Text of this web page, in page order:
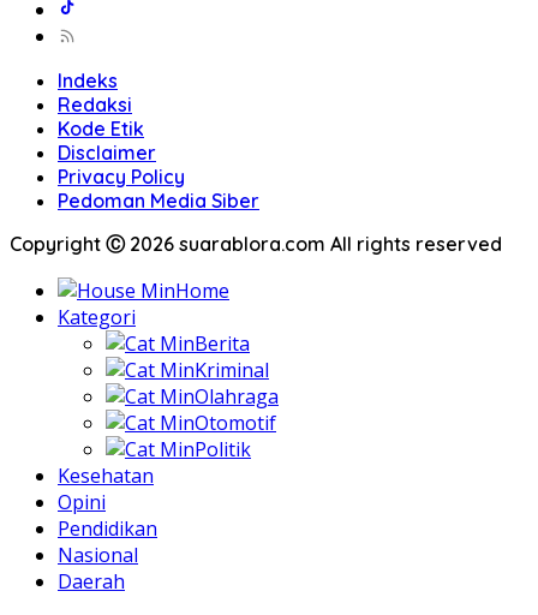
Indeks
Redaksi
Kode Etik
Disclaimer
Privacy Policy
Pedoman Media Siber
Copyright Ⓒ 2026 suarablora.com All rights reserved
Home
Kategori
Berita
Kriminal
Olahraga
Otomotif
Politik
Kesehatan
Opini
Pendidikan
Nasional
Daerah